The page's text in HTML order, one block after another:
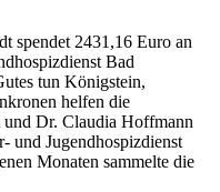
spendet 2431,16 Euro an
Bad
tun Königstein,
helfen die
Dr. Claudia Hoffmann
und Jugendhospizdienst
Monaten sammelte die